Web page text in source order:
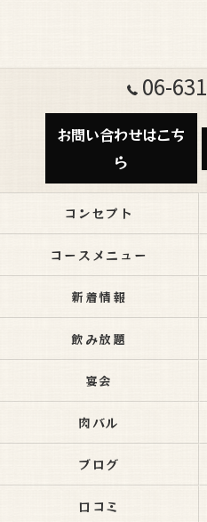
06-
お問い合わせはこち
ら
コンセプト
コースメニュー
新着情報
飲み放題
宴会
肉バル
ブログ
口コミ